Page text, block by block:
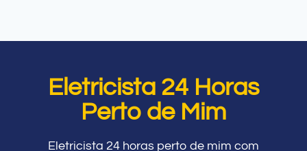
Eletricista 24 Horas
Perto de Mim
Eletricista 24 horas perto de mim com